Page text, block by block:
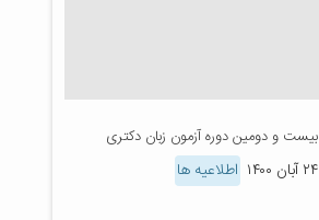
بیست و دومین دوره آزمون زبان دکتری
۲۴ آبان ۱۴۰۰ اطلاعیه ها